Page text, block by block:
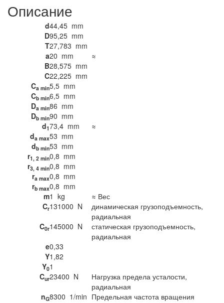
Описание
d44,45 mm
D95,25 mm
T27,783 mm
a20 mm
≈
B28,575 mm
C22,225 mm
Ca min5,5 mm
Cb min6,5 mm
Da min86 mm
Db min90 mm
d173,4 mm
≈
da max53 mm
db min53 mm
r1, 2 min0,8 mm
r3, 4 min0,8 mm
ra max0,8 mm
rb max0,8 mm
m1 kg
≈ Вес
Cr131000 N
динамическая грузоподъемность,
радиальная
C0r145000 N
статическая грузоподъемность,
радиальная
e0,33
Y1,82
Y01
Cur23400 N
Нагрузка предела усталости,
радиальная
nG8300 1/min Предельная частота вращения